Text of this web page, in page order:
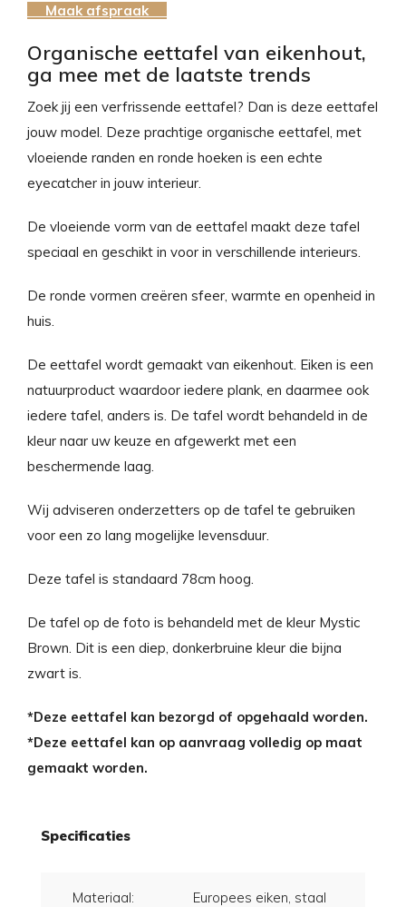
Maak afspraak
Organische eettafel van eikenhout,
ga mee met de laatste trends
Zoek jij een verfrissende eettafel? Dan is deze eettafel
jouw model. Deze prachtige organische eettafel, met
vloeiende randen en ronde hoeken is een echte
eyecatcher in jouw interieur.
De vloeiende vorm van de eettafel maakt deze tafel
speciaal en geschikt in voor in verschillende interieurs.
De ronde vormen creëren sfeer, warmte en openheid in
huis.
De eettafel wordt gemaakt van eikenhout. Eiken is een
natuurproduct waardoor iedere plank, en daarmee ook
iedere tafel, anders is. De tafel wordt behandeld in de
kleur naar uw keuze en afgewerkt met een
beschermende laag.
Wij adviseren onderzetters op de tafel te gebruiken
voor een zo lang mogelijke levensduur.
Deze tafel is standaard 78cm hoog.
De tafel op de foto is behandeld met de kleur Mystic
Brown. Dit is een diep, donkerbruine kleur die bijna
zwart is.
*Deze eettafel kan bezorgd of opgehaald worden.
*Deze eettafel kan op aanvraag volledig op maat
gemaakt worden.
Specificaties
Materiaal: Europees eiken, staal